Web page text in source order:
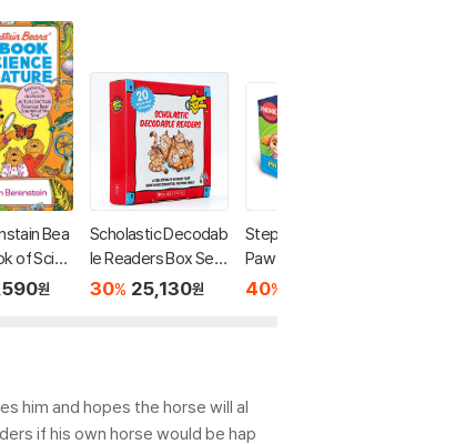
Bea
of Scien
원
Scholastic Decodab
le Readers Box Set
Level A (StoryPlus
30% 25,130원
Step Into Reading :
Paw Patrol Phonics
Box Set
40%
him and hopes the horse will al
if his own horse would be hap